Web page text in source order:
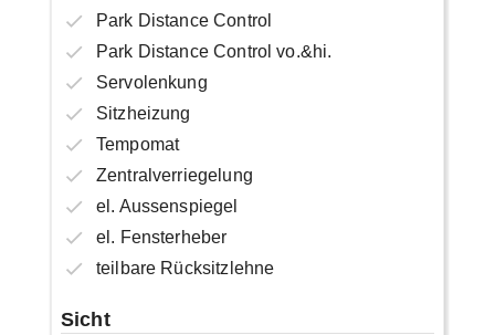
Park Distance Control
Park Distance Control vo.&hi.
Servolenkung
Sitzheizung
Tempomat
Zentralverriegelung
el. Aussenspiegel
el. Fensterheber
teilbare Rücksitzlehne
Sicht